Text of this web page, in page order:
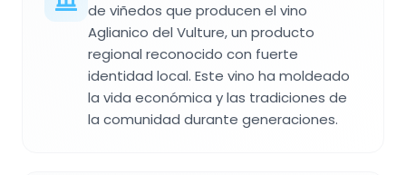
de viñedos que producen el vino
Aglianico del Vulture, un producto
regional reconocido con fuerte
identidad local. Este vino ha moldeado
la vida económica y las tradiciones de
la comunidad durante generaciones.